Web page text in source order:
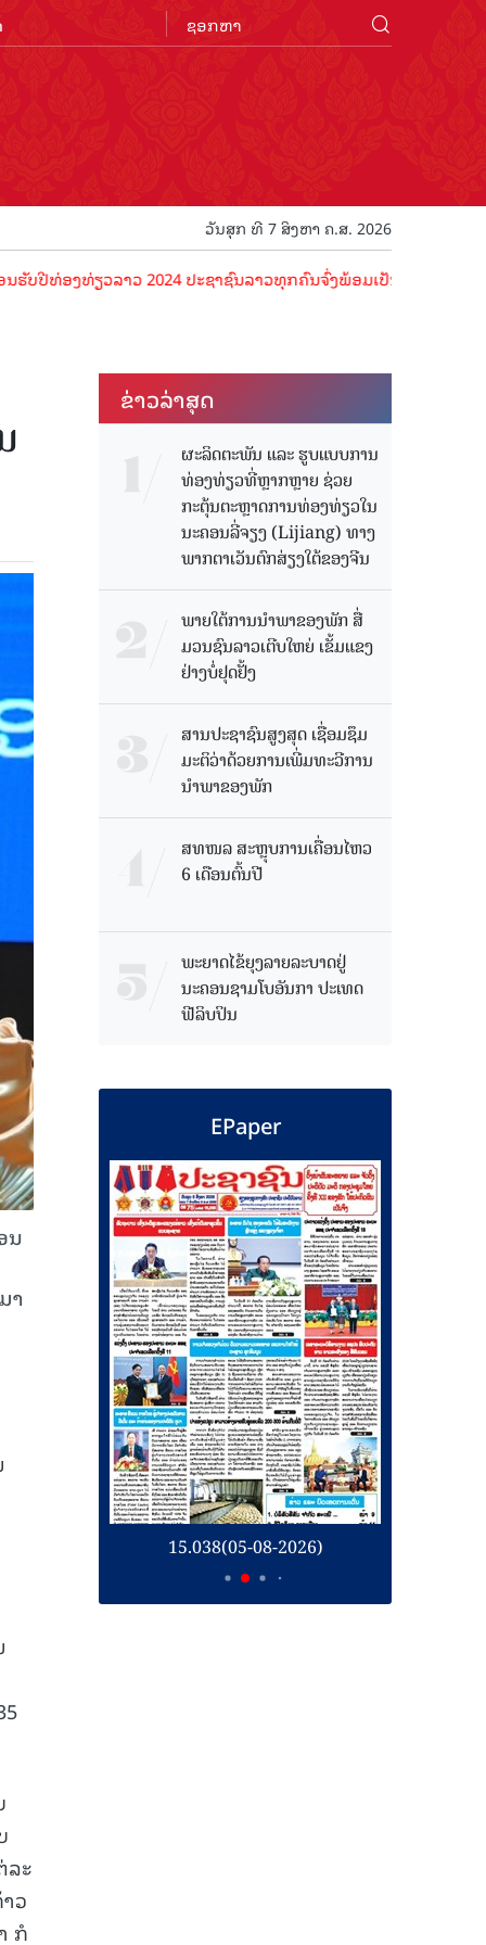
ວັນສຸກ ທີ 7 ສິງຫາ ຄ.ສ. 2026
ອງທ່ຽວລາວ 2024 ປະຊາຊົນລາວທຸກຄົນຈົ່ງພ້ອມເປັນເຈົ້າພາບທີ່ດີ ຕ້ອນ
ນ
າ
ລະ
ວ
ກໍ
ຂ່າວ​ລ່າ​ສຸດ
ຜະລິດຕະພັນ ແລະ ຮູບແບບການ
ທ່ອງທ່ຽວທີ່ຫຼາກຫຼາຍ ຊ່ວຍ
ກະຕຸ້ນຕະຫຼາດການທ່ອງທ່ຽວໃນ
ນະຄອນລີ່ຈຽງ (Lijiang) ທາງ
ພາກຕາເວັນຕົກສ່ຽງໃຕ້ຂອງຈີນ
ພາຍໃຕ້ການນໍາພາຂອງພັກ ສື່
ມວນຊົນລາວເຕີບໃຫຍ່ ເຂັ້ມແຂງ
ຢ່າງບໍ່ຢຸດຢັ້ງ
ສານປະຊາຊົນສູງສຸດ ເຊື່ອມຊຶມ
ມະຕິວ່າດ້ວຍການເພີ່ມທະວີການ
ນຳພາຂອງພັກ
ສທໜລ ສະຫຼຸບການເຄື່ອນໄຫວ
6 ເດືອນຕົ້ນປີ
ພະຍາດໄຂ້ຍຸງລາຍລະບາດຢູ່
ນະຄອນຊາມໂບ​ອັນກາ ປະເທດ
ຟີລິບປິນ
EPaper
15.038(05-08-2026)